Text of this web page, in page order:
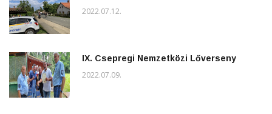
2022.07.12.
IX. Csepregi Nemzetközi Lőverseny
2022.07.09.